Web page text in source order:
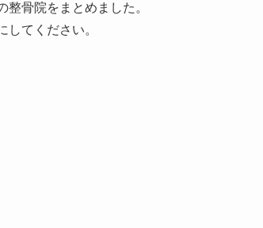
骨院をまとめました。
てください。